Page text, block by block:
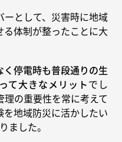
ーとして、災害時に地域
体制が整ったことに大
停電時も普段通りの生
て大きなメリットでし
の重要性を常に考えて
地域防災に活かしたい
ました。